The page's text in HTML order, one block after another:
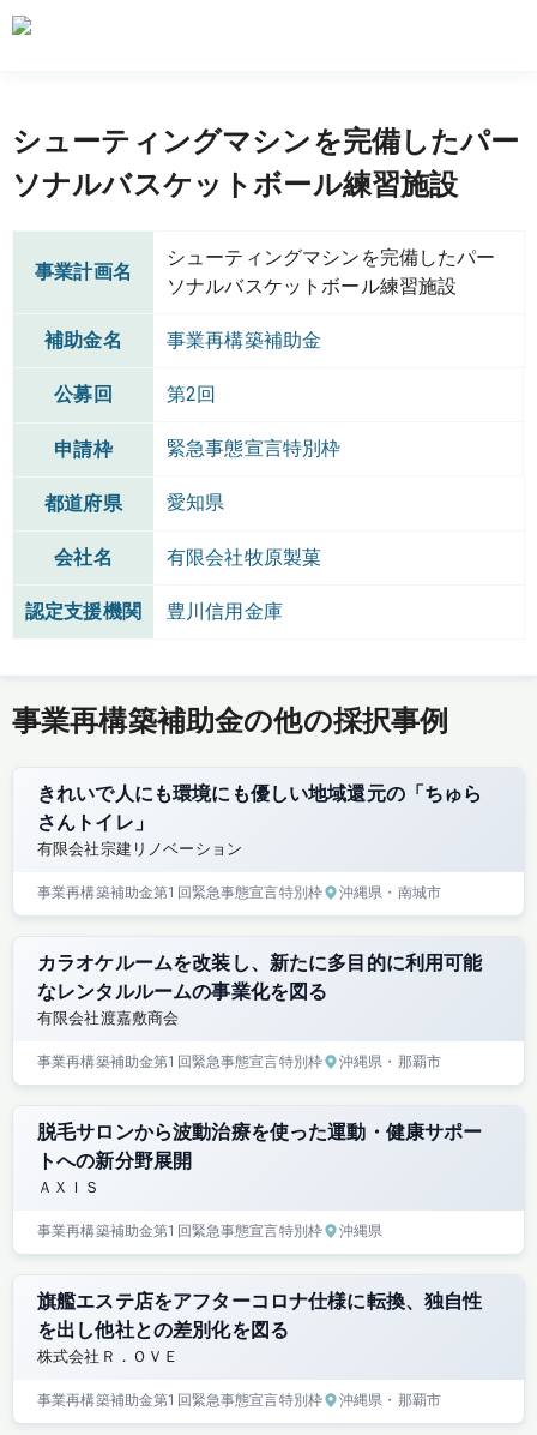
シューティングマシンを完備したパー
ソナルバスケットボール練習施設
事業計画名
シューティングマシンを完備したパー
ソナルバスケットボール練習施設
補助金名 事業再構築補助金
公募回 第2回
申請枠 緊急事態宣言特別枠
都道府県 愛知県
会社名 有限会社牧原製菓
認定支援機関 豊川信用金庫
事業再構築補助金の他の採択事例
きれいで人にも環境にも優しい地域還元の「ちゅら
さんトイレ」
有限会社宗建リノベーション
事業再構築補助金第1回緊急事態宣言特別枠 沖縄県 ・南城市
カラオケルームを改装し、新たに多目的に利用可能
なレンタルルームの事業化を図る
有限会社渡嘉敷商会
事業再構築補助金第1回緊急事態宣言特別枠 沖縄県 ・那覇市
脱毛サロンから波動治療を使った運動・健康サポー
トへの新分野展開
ＡＸＩＳ
事業再構築補助金第1回緊急事態宣言特別枠 沖縄県
旗艦エステ店をアフターコロナ仕様に転換、独自性
を出し他社との差別化を図る
株式会社Ｒ．ＯＶＥ
事業再構築補助金第1回緊急事態宣言特別枠 沖縄県 ・那覇市